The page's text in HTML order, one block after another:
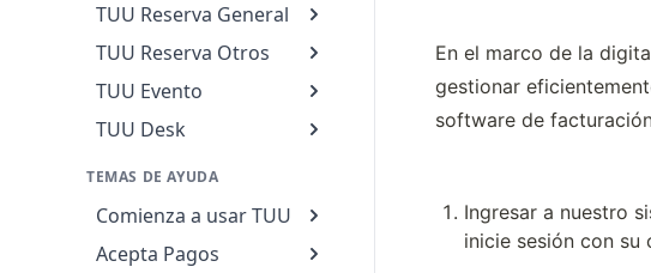
TUU Reserva General
TUU Reserva Otros
TUU Evento
TUU Desk
TEMAS DE AYUDA
Comienza a usar TUU
Acepta Pagos
En el marco de la
gestionar
software de
Ingresar a nuestro
inicie sesión con